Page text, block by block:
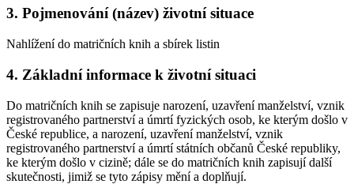
3. Pojmenování (název) životní situace
Nahlížení do matričních knih a sbírek listin
4. Základní informace k životní situaci
Do matričních knih se zapisuje narození, uzavření manželství, vznik
registrovaného partnerství a úmrtí fyzických osob, ke kterým došlo v
České republice, a narození, uzavření manželství, vznik
registrovaného partnerství a úmrtí státních občanů České republiky,
ke kterým došlo v cizině; dále se do matričních knih zapisují další
skutečnosti, jimiž se tyto zápisy mění a doplňují.